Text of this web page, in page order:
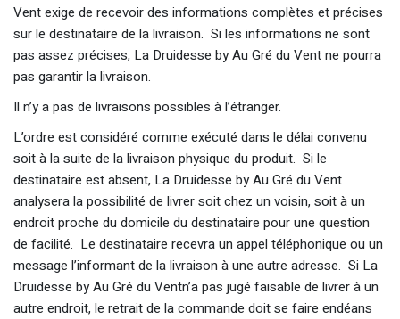
Vent exige de recevoir des informations complètes et précises
sur le destinataire de la livraison. Si les informations ne sont
pas assez précises, La Druidesse by Au Gré du Vent ne pourra
pas garantir la livraison.
Il n’y a pas de livraisons possibles à l’étranger.
L’ordre est considéré comme exécuté dans le délai convenu
soit à la suite de la livraison physique du produit. Si le
destinataire est absent, La Druidesse by Au Gré du Vent
analysera la possibilité de livrer soit chez un voisin, soit à un
endroit proche du domicile du destinataire pour une question
de facilité. Le destinataire recevra un appel téléphonique ou un
message l’informant de la livraison à une autre adresse. Si La
Druidesse by Au Gré du Ventn’a pas jugé faisable de livrer à un
autre endroit, le retrait de la commande doit se faire endéans